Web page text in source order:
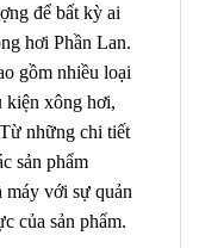
để bất kỳ ai
hơi Phần Lan.
gồm nhiều loại
kiện xông hơi,
những chi tiết
sản phẩm
máy với sự quản
của sản phẩm.